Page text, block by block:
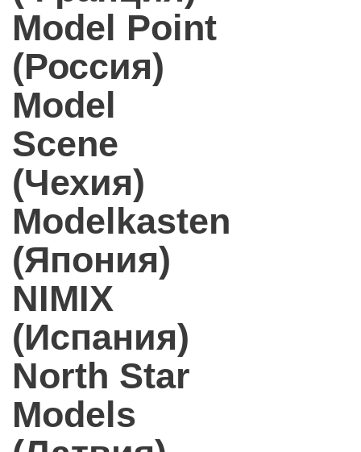
Model Point
(Россия)
Model
Scene
(Чехия)
Modelkasten
(Япония)
NIMIX
(Испания)
North Star
Models